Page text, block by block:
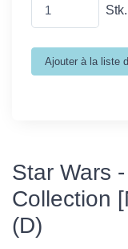
Stk.
Star Wars
Collection
(D)